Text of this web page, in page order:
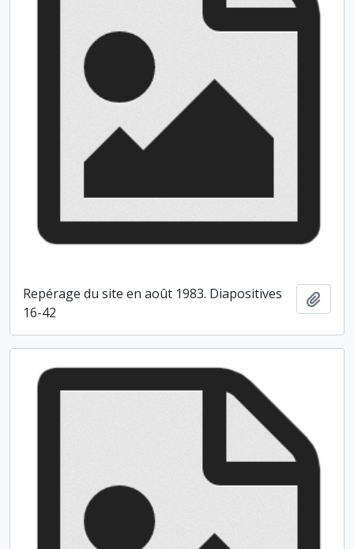
Repérage du site en août 1983. Diapositives
16-42